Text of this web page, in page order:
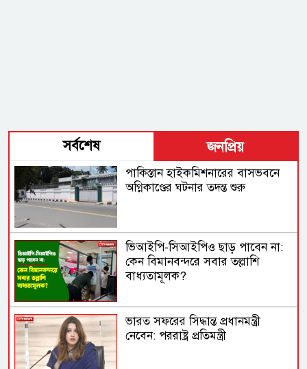
সর্বশেষ জনপ্রিয়
পাকিস্তান হাইকমিশনারের বাসভবনে
অগ্নিকাণ্ডের ঘটনার তদন্ত শুরু
ভিআইপি-সিআইপিও ছাড় পাবেন না:
কেন বিমানবন্দরে সবার তল্লাশি
বাধ্যতামূলক?
ভারত সফরের সিদ্ধান্ত প্রধানমন্ত্রী
নেবেন: পররাষ্ট্র প্রতিমন্ত্রী